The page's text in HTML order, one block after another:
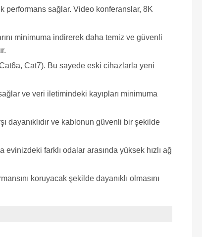
performans sağlar. Video konferanslar, 8K
minimuma indirerek daha temiz ve güvenli
Cat7). Bu sayede eski cihazlarla yeni
ve veri iletimindeki kayıpları minimuma
dayanıklıdır ve kablonun güvenli bir şekilde
farklı odalar arasında yüksek hızlı ağ
koruyacak şekilde dayanıklı olmasını